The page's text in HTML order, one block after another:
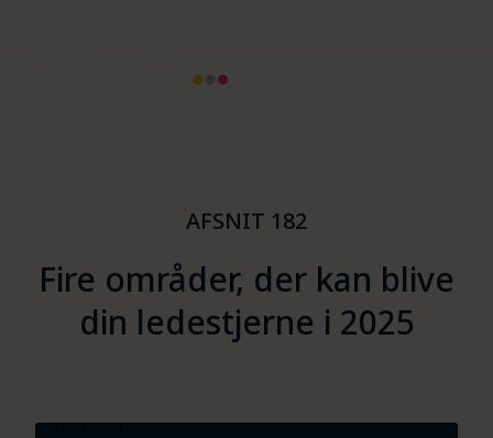
AFSNIT 182
Fire områder, der kan blive
din ledestjerne i 2025